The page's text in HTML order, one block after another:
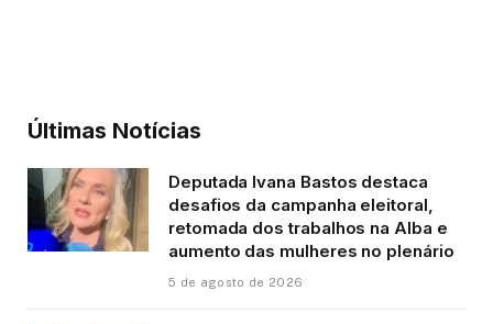
Últimas Notícias
Deputada Ivana Bastos destaca
desafios da campanha eleitoral,
retomada dos trabalhos na Alba e
aumento das mulheres no plenário
5 de agosto de 2026